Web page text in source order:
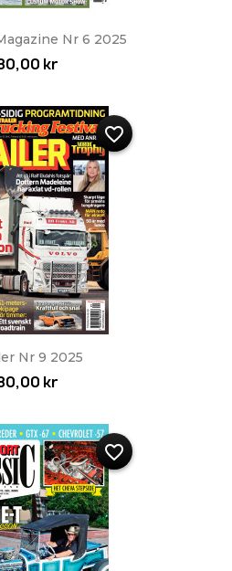
Nr 6 2025
kr
Nr 9 2025
kr
favorite_border
favorite_border